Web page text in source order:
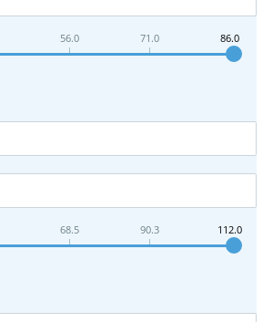
56.0 71.0 86.0
68.5 90.3 112.0